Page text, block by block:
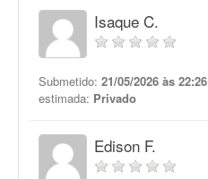
Isaque C.
Submetido: 21/05/2026 às 22:26
estimada: Privado
Edison F.